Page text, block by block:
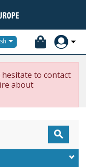

to contact
about
